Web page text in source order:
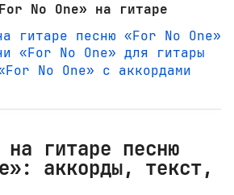
No One» на гитаре
гитаре песню «For No One»
«For No One» для гитары
No One» с аккордами
на гитаре песню
аккорды, текст,